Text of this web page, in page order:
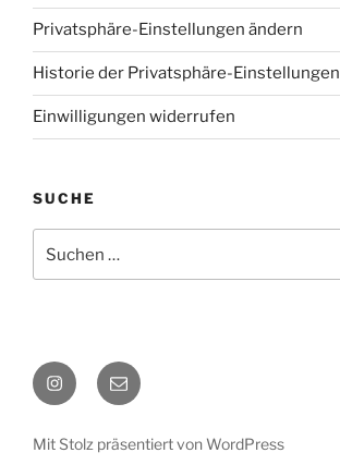
Privatsphäre-Einstellungen ändern
Historie der Privatsphäre-Einstellungen
Einwilligungen widerrufen
SUCHE
nach:
Instagram
E-
Mail
Mit Stolz präsentiert von WordPress